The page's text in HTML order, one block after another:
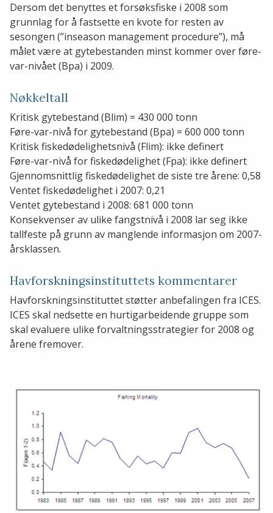
Dersom det benyttes et forsøksfiske i 2008 som
grunnlag for å fastsette en kvote for resten av
sesongen (”inseason management procedure”), må
målet være at gytebestanden minst kommer over føre-
var-nivået (Bpa) i 2009.
Nøkkeltall
Kritisk gytebestand (Blim) = 430 000 tonn
Føre-var-nivå for gytebestand (Bpa) = 600 000 tonn
Kritisk fiskedødelighetsnivå (Flim): ikke definert
Føre-var-nivå for fiskedødelighet (Fpa): ikke definert
Gjennomsnittlig fiskedødelighet de siste tre årene: 0,58
Ventet fiskedødelighet i 2007: 0,21
Ventet gytebestand i 2008: 681 000 tonn
Konsekvenser av ulike fangstnivå i 2008 lar seg ikke
tallfeste på grunn av manglende informasjon om 2007-
årsklassen.
Havforskningsinstituttets kommentarer
Havforskningsinstituttet støtter anbefalingen fra ICES.
ICES skal nedsette en hurtigarbeidende gruppe som
skal evaluere ulike forvaltningsstrategier for 2008 og
årene fremover.